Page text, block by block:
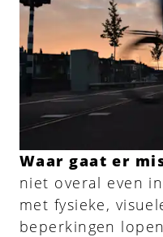
Waar gaat er
niet overal even
met fysieke,
beperkingen